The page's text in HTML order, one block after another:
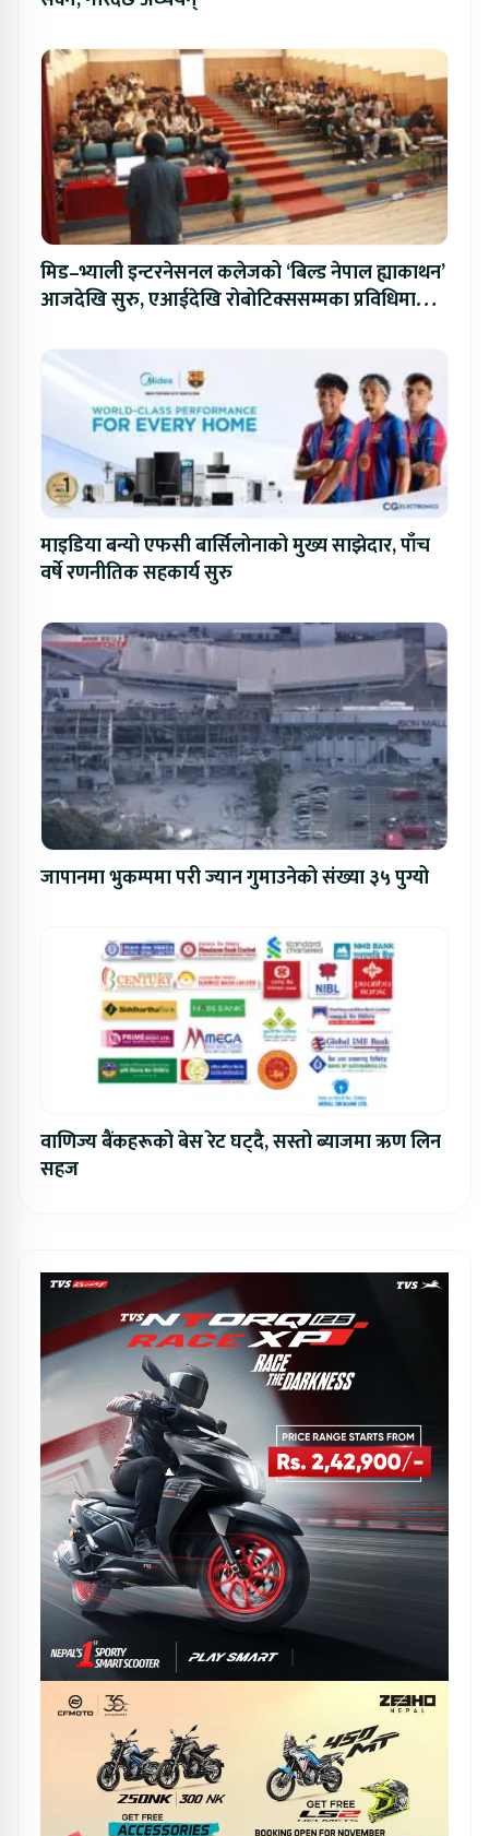
मिड–भ्याली इन्टरनेसनल कलेजको ‘बिल्ड नेपाल ह्याकाथन’
आजदेखि सुरु, एआईदेखि रोबोटिक्ससम्मका प्रविधिमा
माइडिया बन्यो एफसी बार्सिलोनाको मुख्य साझेदार, पाँच
वर्षे रणनीतिक सहकार्य सुरु
जापानमा भुकम्पमा परी ज्यान गुमाउनेको संख्या ३५ पुग्यो
वाणिज्य बैंकहरूको बेस रेट घट्दै, सस्तो ब्याजमा ऋण लिन
सहज